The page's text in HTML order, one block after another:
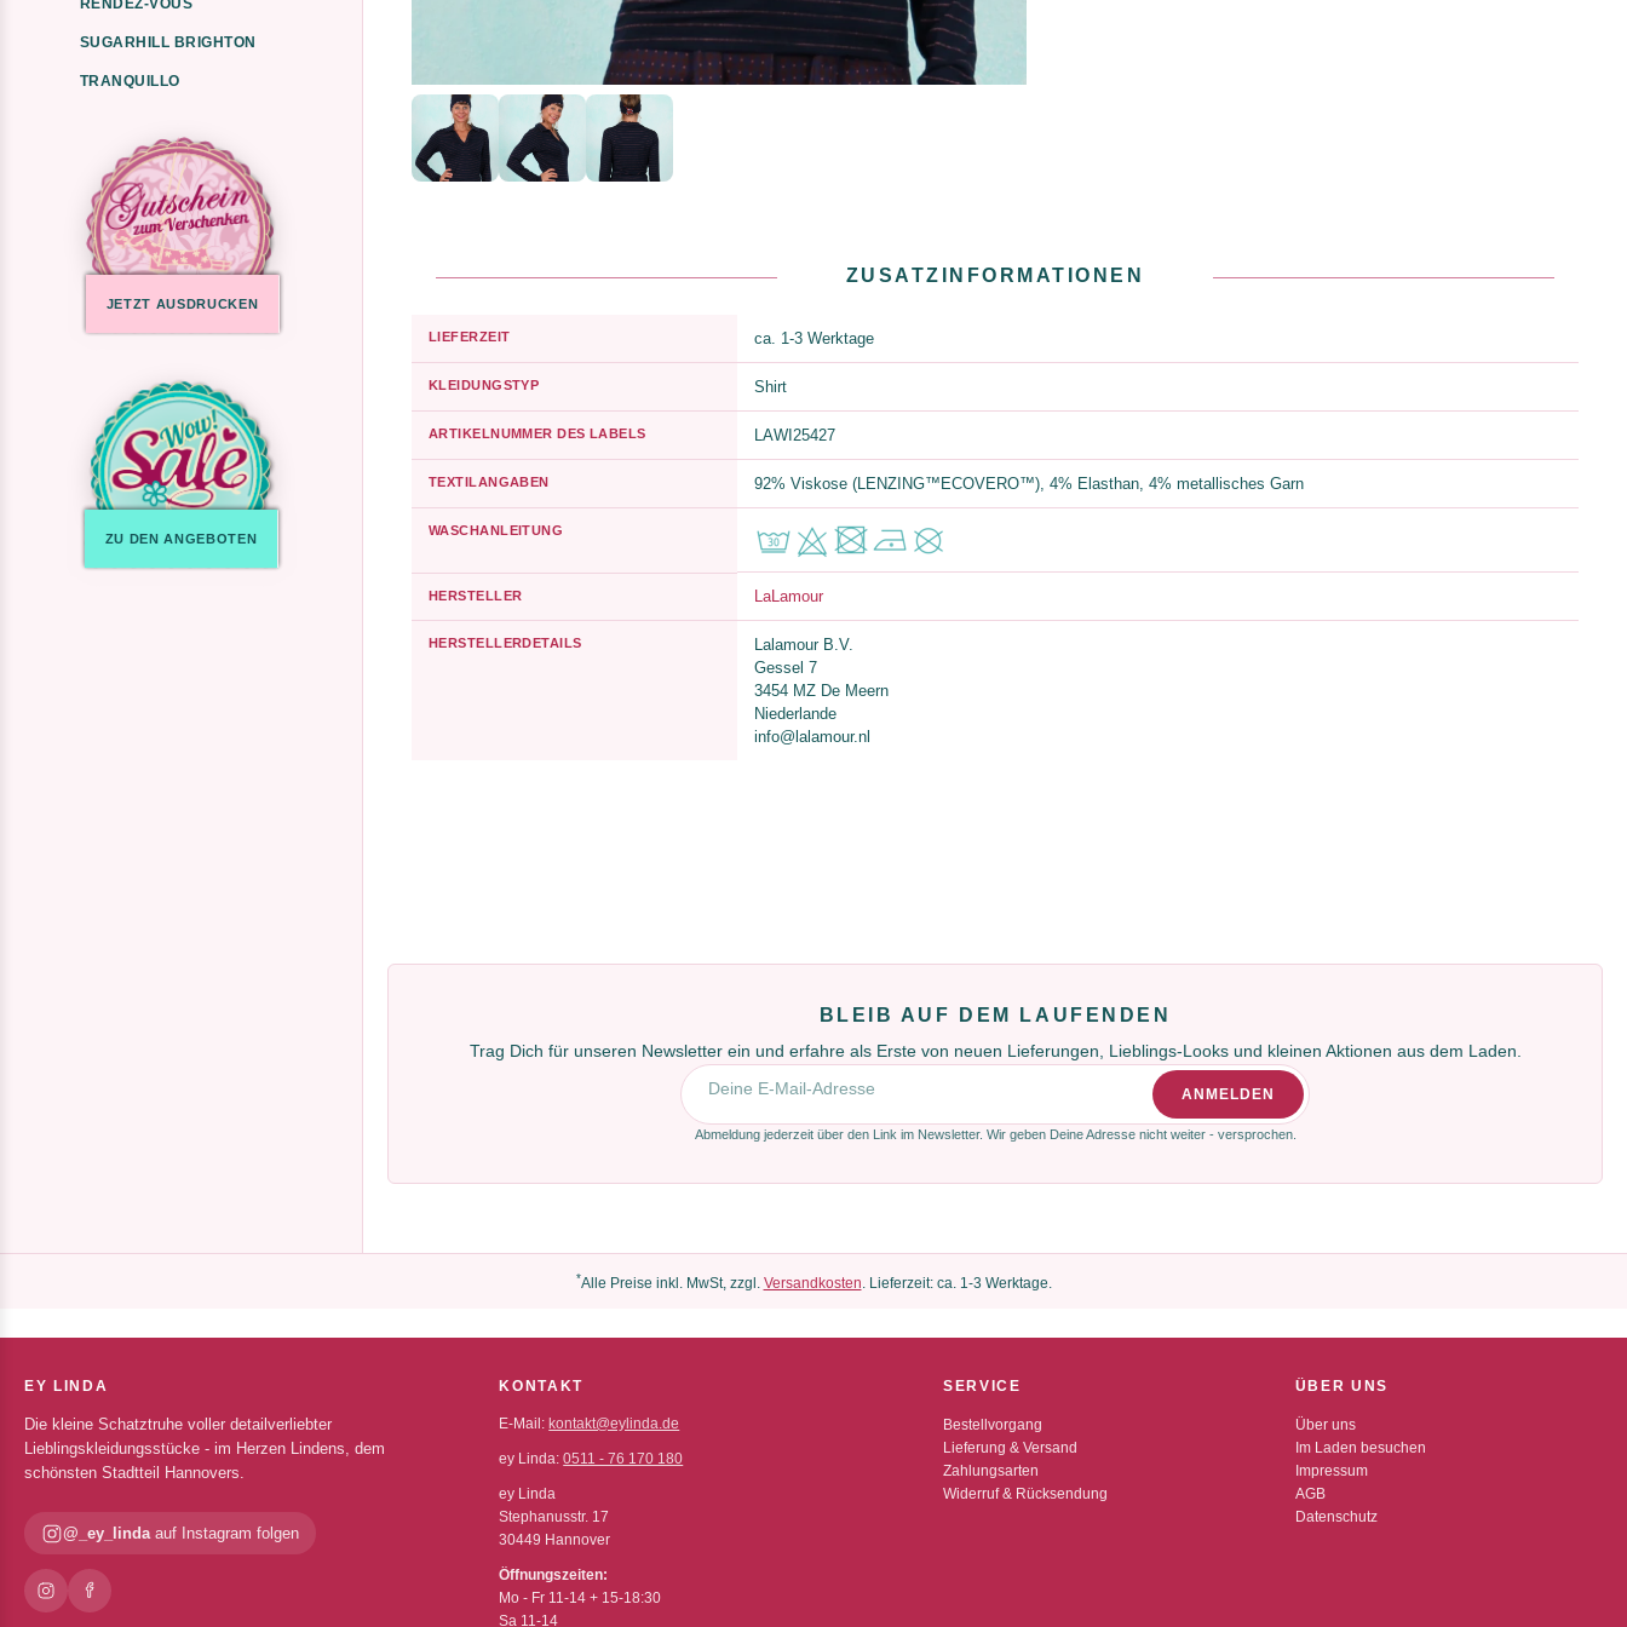
RENDEZ-VOUS
SUGARHILL BRIGHTON
TRANQUILLO
JETZT AUSDRUCKEN
ZU DEN ANGEBOTEN
ZUSATZINFORMATIONEN
LIEFERZEIT ca. 1-3 Werktage
KLEIDUNGSTYP Shirt
ARTIKELNUMMER DES LABELS LAWI25427
TEXTILANGABEN 92% Viskose (LENZING™ECOVERO™), 4% Elasthan, 4% metallisches Garn
WASCHANLEITUNG
HERSTELLER LaLamour
HERSTELLERDETAILS
Lalamour B.V.
Gessel 7
3454 MZ De Meern
Niederlande
info@lalamour.nl
BLEIB AUF DEM LAUFENDEN
Trag Dich für unseren Newsletter ein und erfahre als Erste von neuen Lieferungen, Lieblings-Looks und kleinen Aktionen aus dem Laden.
E-Mail-Adresse
ANMELDEN
Abmeldung jederzeit über den Link im Newsletter. Wir geben Deine Adresse nicht weiter - versprochen.
*Alle Preise inkl. MwSt, zzgl. Versandkosten. Lieferzeit: ca. 1-3 Werktage.
EY LINDA
Die kleine Schatztruhe voller detailverliebter
Lieblingskleidungsstücke - im Herzen Lindens, dem
schönsten Stadtteil Hannovers.
@_ey_lindaauf Instagram folgen
KONTAKT
E-Mail: kontakt@eylinda.de
ey Linda:0511 - 76 170 180
ey Linda
Stephanusstr. 17
30449 Hannover
Öffnungszeiten:
Mo - Fr 11-14 + 15-18:30
Sa 11-14
SERVICE
Bestellvorgang
Lieferung & Versand
Zahlungsarten
Widerruf & Rücksendung
ÜBER UNS
Über uns
Im Laden besuchen
Impressum
AGB
Datenschutz